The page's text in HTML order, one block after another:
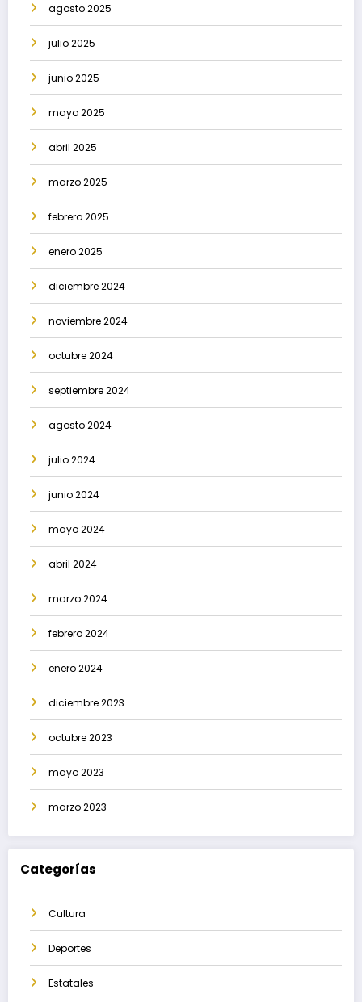
agosto 2025
julio 2025
junio 2025
mayo 2025
abril 2025
marzo 2025
febrero 2025
enero 2025
diciembre 2024
noviembre 2024
octubre 2024
septiembre 2024
agosto 2024
julio 2024
junio 2024
mayo 2024
abril 2024
marzo 2024
febrero 2024
enero 2024
diciembre 2023
octubre 2023
mayo 2023
marzo 2023
Categorías
Cultura
Deportes
Estatales